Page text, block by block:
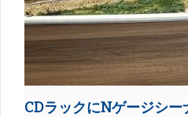
CDラックにNゲージシ